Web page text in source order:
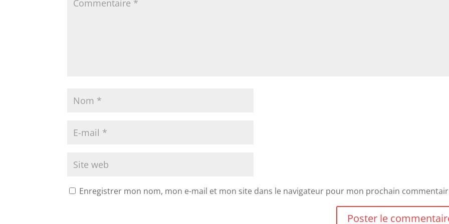
Enregistrer mon nom, mon e-mail et mon site dans le navigateur pour mon prochain